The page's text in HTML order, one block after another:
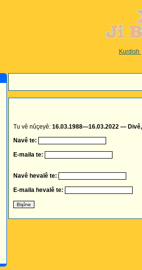
Kurdish
Tu vê nûçeyê: 16.03.1988—16.03.2022 —
Navê te:
E-maila te:
Navê hevalê te:
E-maila hevalê te: